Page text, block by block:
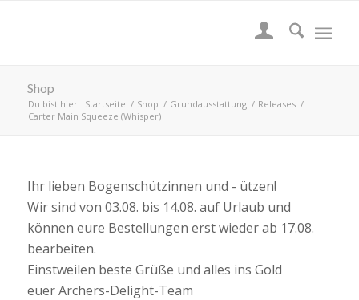
Shop
Du bist hier: Startseite / Shop / Grundausstattung / Releases /
Carter Main Squeeze (Whisper)
Ihr lieben Bogenschützinnen und - ützen!
Wir sind von 03.08. bis 14.08. auf Urlaub und
können eure Bestellungen erst wieder ab 17.08.
bearbeiten.
Einstweilen beste Grüße und alles ins Gold
euer Archers-Delight-Team